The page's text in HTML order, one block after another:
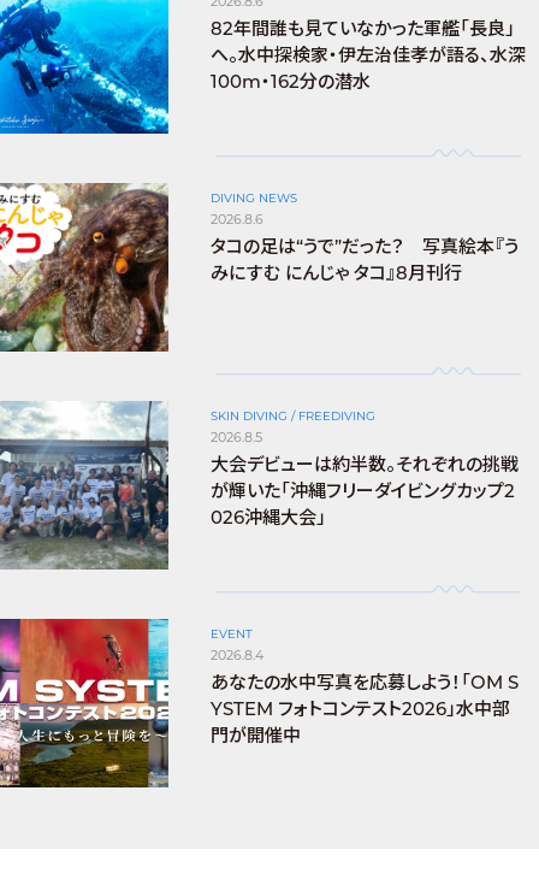
82年間誰も見ていなかった軍艦「長良」
へ。水中探検家・伊左治佳孝が語る、水深
100m・162分の潜水
DIVING NEWS
2026.8.6
タコの足は“うで”だった？ 写真絵本『う
みにすむ にんじゃ タコ』8月刊行
SKIN DIVING / FREEDIVING
2026.8.5
大会デビューは約半数。それぞれの挑戦
が輝いた「沖縄フリーダイビングカップ2
026沖縄大会」
EVENT
2026.8.4
あなたの水中写真を応募しよう！「OM S
YSTEM フォトコンテスト2026」水中部
門が開催中